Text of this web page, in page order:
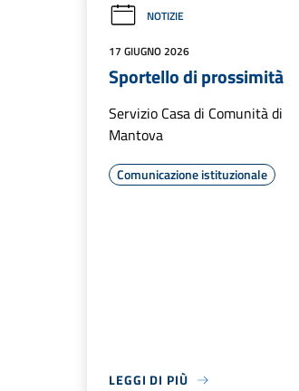
NOTIZIE
17 GIUGNO 2026
Sportello di prossimità
Servizio Casa di Comunità di
Mantova
Comunicazione istituzionale
LEGGI DI PIÙ